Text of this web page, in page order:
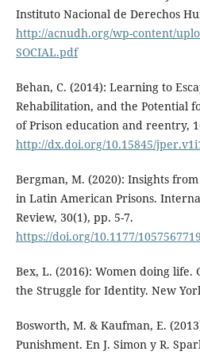
Instituto Nacional de Derechos
http://acnudh.org/wp-content/
SOCIAL.pdf
Behan, C. (2014): Learning to
Rehabilitation, and the Potential
of Prison education and reentry,
http://dx.doi.org/10.15845/
Bergman, M. (2020): Insights
in Latin American Prisons.
Review, 30(1), pp. 5-7.
https://doi.org/10.1177/
Bex, L. (2016): Women doing life.
the Struggle for Identity. New
Bosworth, M. & Kaufman, E.
Punishment. En J. Simon y R.